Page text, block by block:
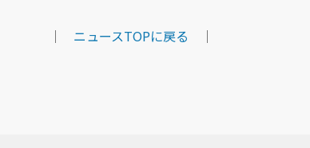
｜ ニュースTOPに戻る ｜